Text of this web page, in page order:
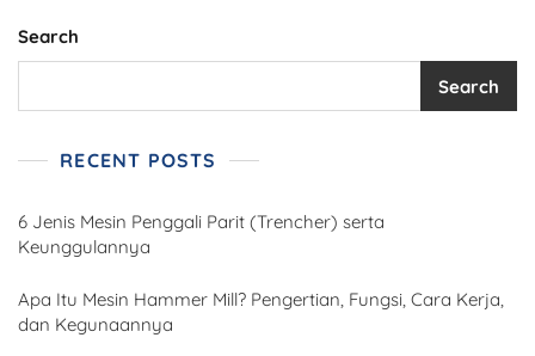
Search
Search
RECENT POSTS
6 Jenis Mesin Penggali Parit (Trencher) serta
Keunggulannya
Apa Itu Mesin Hammer Mill? Pengertian, Fungsi, Cara Kerja,
dan Kegunaannya